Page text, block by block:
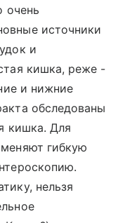
очень
источники
и
кишка, реже -
и нижние
обследованы
кишка. Для
гибкую
нельзя